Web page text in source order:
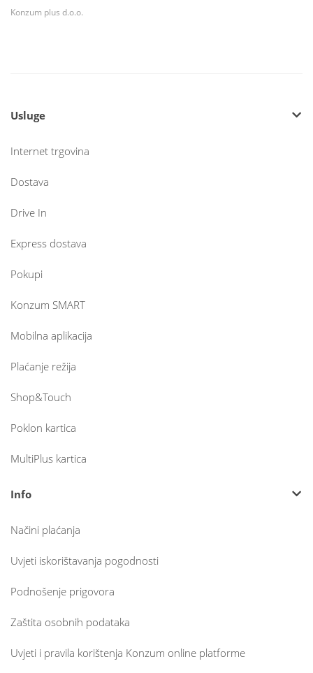
Konzum plus d.o.o.
Usluge
Internet trgovina
Dostava
Drive In
Express dostava
Pokupi
Konzum SMART
Mobilna aplikacija
Plaćanje režija
Shop&Touch
Poklon kartica
MultiPlus kartica
Info
Načini plaćanja
Uvjeti iskorištavanja pogodnosti
Podnošenje prigovora
Zaštita osobnih podataka
Uvjeti i pravila korištenja Konzum online platforme